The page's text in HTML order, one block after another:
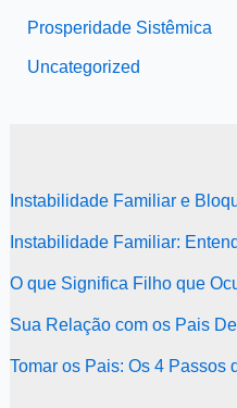
Prosperidade Sistêmica
Uncategorized
Instabilidade Familiar e
Instabilidade Familiar:
O que Significa Filho que
Sua Relação com os Pais
Tomar os Pais: Os 4 Passos